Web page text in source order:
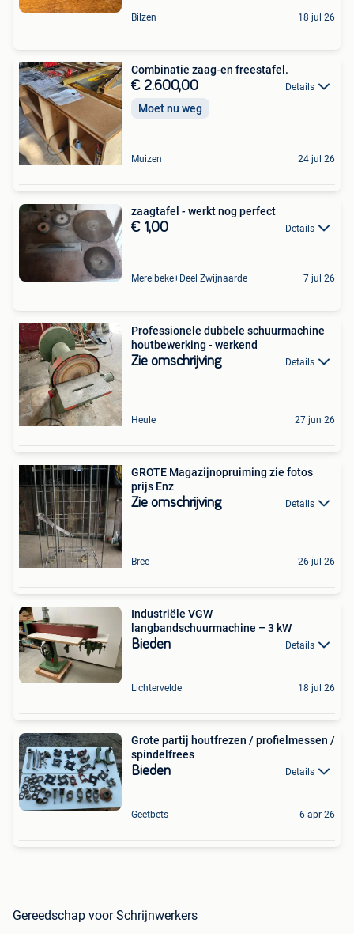
Bilzen 18 jul 26
Combinatie zaag-en freestafel.
€ 2.600,00 Details
Moet nu weg
Muizen 24 jul 26
zaagtafel - werkt nog perfect
€ 1,00 Details
Merelbeke+Deel Zwijnaarde 7 jul 26
Professionele dubbele schuurmachine
houtbewerking - werkend
Zie omschrijving Details
Heule 27 jun 26
GROTE Magazijnopruiming zie fotos
prijs Enz
Zie omschrijving Details
Bree 26 jul 26
Industriële VGW
langbandschuurmachine – 3 kW
Bieden Details
Lichtervelde 18 jul 26
Grote partij houtfrezen / profielmessen /
spindelfrees
Bieden Details
Geetbets 6 apr 26
Gereedschap voor Schrijnwerkers